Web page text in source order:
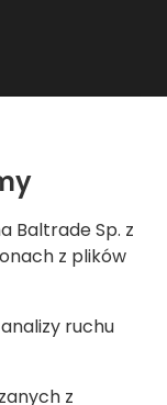
Baltrade Sp. z
z plików
ruchu
z